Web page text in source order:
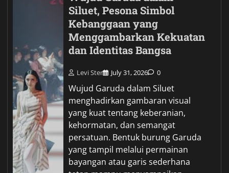
Siluet, Pesona Simbol
Kebanggaan yang
Menggambarkan Kekuatan
dan Identitas Bangsa
Levi Ster July 31, 2026 0
Wujud Garuda dalam Siluet
menghadirkan gambaran visual
yang kuat tentang keberanian,
kehormatan, dan semangat
persatuan. Bentuk burung Garuda
yang tampil melalui permainan
bayangan atau garis sederhana